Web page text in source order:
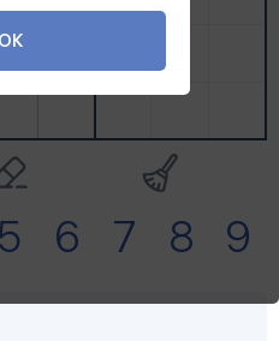
OK
5 6 7 8 9